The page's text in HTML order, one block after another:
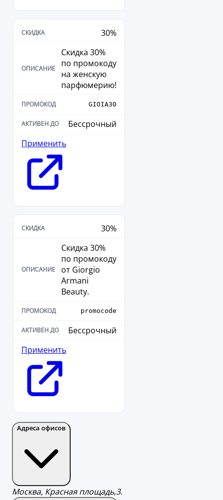
30%
Скидка 30%
по промокоду
на женскую
парфюмерию!
GIOIA30
Бессрочный
Применить
30%
Скидка 30%
по промокоду
от Giorgio
Armani
Beauty.
promocode
Бессрочный
Применить
Адреса офисов
Москва, Красная площадь,3.